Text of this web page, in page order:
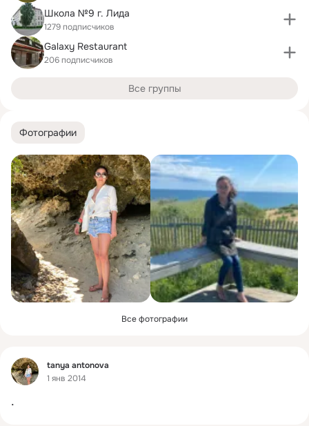
Фотографии
Все фотографии
Фид
tanya antonova
1 янв 2014
.
Школа №9 г. Лида
1279 подписчиков
Galaxy Restaurant
206 подписчиков
Все группы